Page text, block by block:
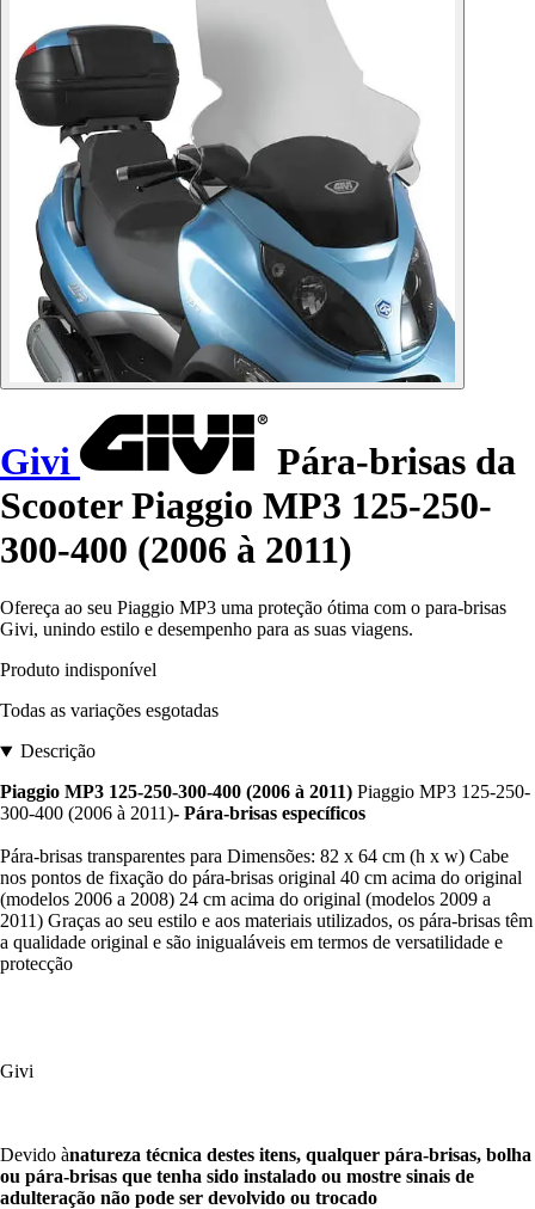
Givi
Pára-brisas da
Scooter Piaggio MP3 125-250-
300-400 (2006 à 2011)
Ofereça ao seu Piaggio MP3 uma proteção ótima com o para-brisas
Givi, unindo estilo e desempenho para as suas viagens.
Produto indisponível
Todas as variações esgotadas
Descrição
Piaggio MP3 125-250-300-400 (2006 à 2011) Piaggio MP3 125-250-
300-400 (2006 à 2011)- Pára-brisas específicos
Pára-brisas transparentes para Dimensões: 82 x 64 cm (h x w) Cabe
nos pontos de fixação do pára-brisas original 40 cm acima do original
(modelos 2006 a 2008) 24 cm acima do original (modelos 2009 a
2011) Graças ao seu estilo e aos materiais utilizados, os pára-brisas têm
a qualidade original e são inigualáveis em termos de versatilidade e
protecção
Givi
Devido ànatureza técnica destes itens, qualquer pára-brisas, bolha
ou pára-brisas que tenha sido instalado ou mostre sinais de
adulteração não pode ser devolvido ou trocado